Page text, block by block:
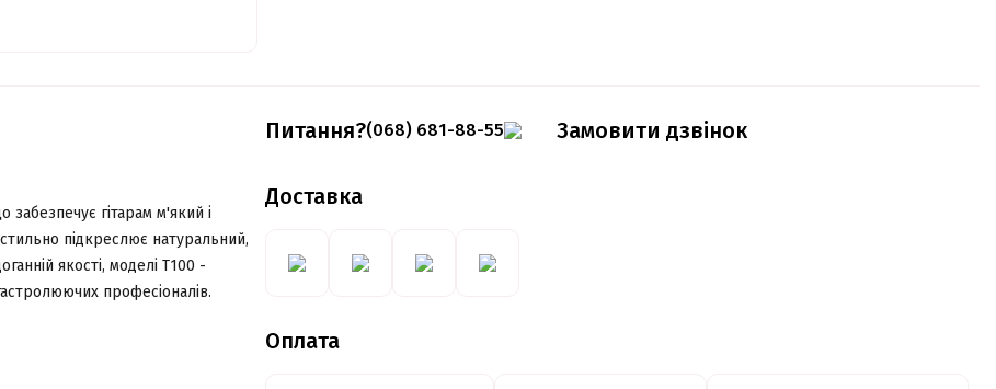
гітарам м'який і
підкреслює натуральний,
якості, моделі T100 -
професіоналів.
Питання?(068) 681-88-55 Замовити дзвінок
Доставка
Оплата